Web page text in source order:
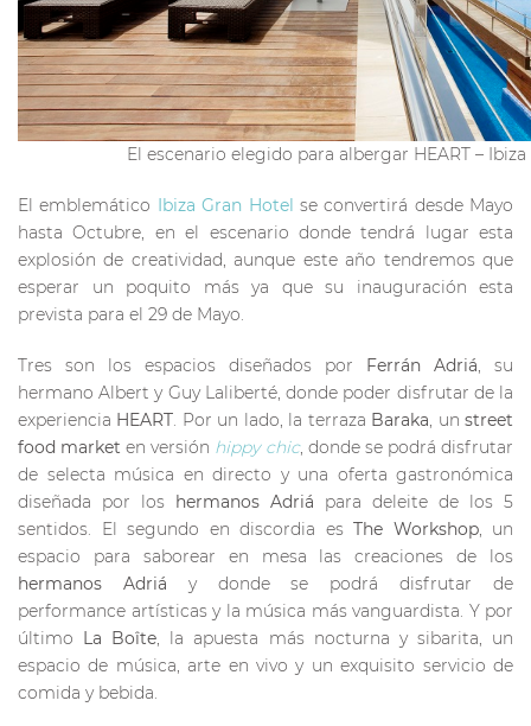
El escenario elegido para albergar HEART –
El emblemático Ibiza Gran Hotel se convertirá desde Mayo
hasta Octubre, en el escenario donde tendrá lugar esta
explosión de creatividad, aunque este año tendremos que
esperar un poquito más ya que su inauguración esta
prevista para el 29 de Mayo.
Tres son los espacios diseñados por Ferrán Adriá, su
hermano Albert y Guy Laliberté, donde poder disfrutar de la
experiencia HEART. Por un lado, la terraza Baraka, unstreet
food market en versión hippy chic, donde se podrá disfrutar
de selecta música en directo y una oferta gastronómica
diseñada por los hermanos Adriá para deleite de los 5
sentidos. El segundo en discordia es The Workshop, un
espacio para saborear en mesa las creaciones de los
hermanos Adriá y donde se podrá disfrutar de
performance artísticas y la música más vanguardista. Y por
último La Boîte, la apuesta más nocturna y sibarita, un
espacio de música, arte en vivo y un exquisito servicio de
comida y bebida.